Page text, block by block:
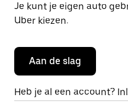
Je kunt je eigen auto
Uber kiezen.
Aan de slag
Heb je al een account?